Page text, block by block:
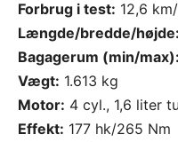
Forbrug i test: 12,6
Længde/bredde/højde:
Bagagerum (min/max):
Vægt: 1.613 kg
Motor: 4 cyl., 1,6 liter
Effekt: 177 hk/265 Nm